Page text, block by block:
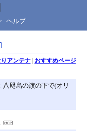
ヘルプ
アンテナ| おすすめページ
咫烏の旗の下で(オリ